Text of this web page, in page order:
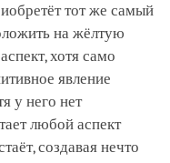
тот же самый
на жёлтую
хотя само
явление
у него нет
любой аспект
создавая нечто